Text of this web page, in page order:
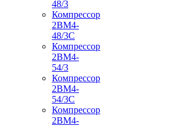
48/3
Компрессор
2ВМ4-
48/3С
Компрессор
2ВМ4-
54/3
Компрессор
2ВМ4-
54/3С
Компрессор
2ВМ4-